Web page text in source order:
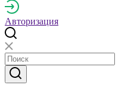
Авторизация